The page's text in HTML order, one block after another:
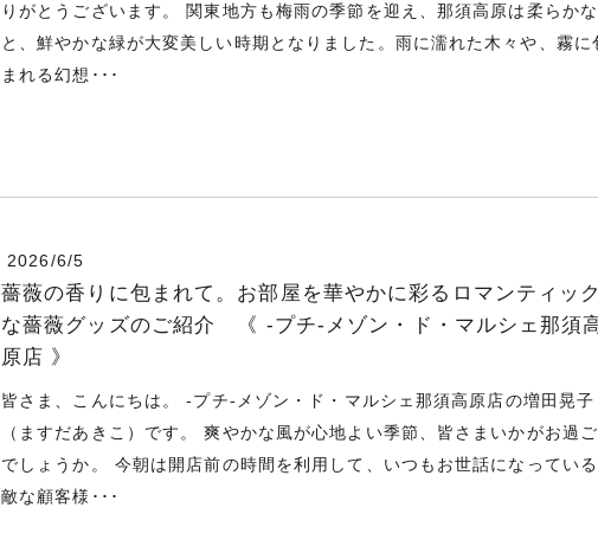
りがとうございます。 関東地方も梅雨の季節を迎え、那須高原は柔らか
と、鮮やかな緑が大変美しい時期となりました。雨に濡れた木々や、霧に
まれる幻想･･･
2026/6/5
薔薇の香りに包まれて。お部屋を華やかに彩るロマンティッ
な薔薇グッズのご紹介 《 -プチ-メゾン・ド・マルシェ那須
原店 》
皆さま、こんにちは。 -プチ-メゾン・ド・マルシェ那須高原店の増田晃子
（ますだあきこ）です。 爽やかな風が心地よい季節、皆さまいかがお過
でしょうか。 今朝は開店前の時間を利用して、いつもお世話になってい
敵な顧客様･･･